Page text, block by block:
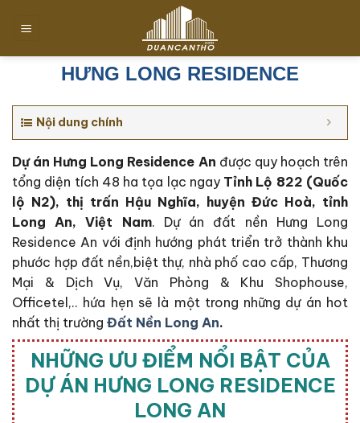
đến
HƯNG LONG RESIDENCE
Nội dung chính
Dự án Hưng Long Residence An được quy hoạch trên
tổng diện tích 48 ha tọa lạc ngay Tỉnh Lộ 822 (Quốc
lộ N2), thị trấn Hậu Nghĩa, huyện Đức Hoà, tỉnh
Long An, Việt Nam. Dự án đất nền Hưng Long
Residence An với định hướng phát triển trở thành khu
phước hợp đất nền,biệt thự, nhà phố cao cấp, Thương
Mại & Dịch Vụ, Văn Phòng & Khu Shophouse,
Officetel,.. hứa hẹn sẽ là một trong những dự án hot
nhất thị trường Đất Nền Long An.
NHỮNG ƯU ĐIỂM NỔI BẬT CỦA
DỰ ÁN HƯNG LONG RESIDENCE
LONG AN